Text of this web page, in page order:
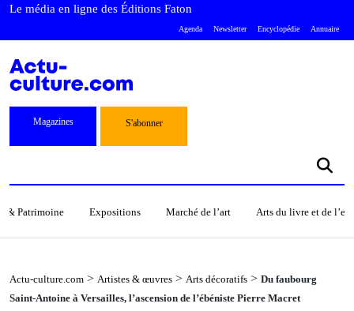
Le média en ligne des Éditions Faton
Agenda Newsletter Encyclopédie Annuaire
Magazines S'abonner
& Patrimoine Expositions Marché de l’art Arts du livre et de
Actu-culture.com > Artistes & œuvres > Arts décoratifs > Du faubourg
Saint-Antoine à Versailles, l’ascension de l’ébéniste Pierre Macret